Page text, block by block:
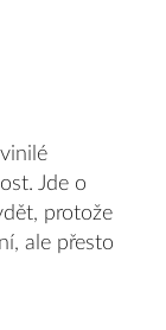
Jde o
protože
ale přesto